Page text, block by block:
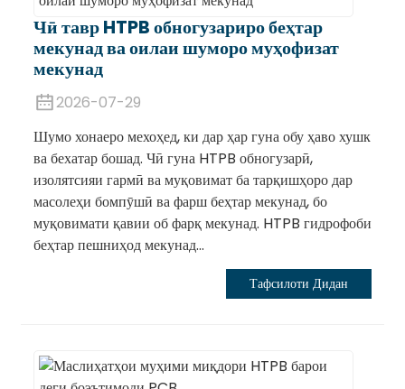
Чӣ тавр HTPB обногузариро беҳтар
мекунад ва оилаи шуморо муҳофизат
мекунад
2026-07-29
Шумо хонаеро мехоҳед, ки дар ҳар гуна обу ҳаво хушк
ва бехатар бошад. Чӣ гуна HTPB обногузарӣ,
изолятсияи гармӣ ва муқовимат ба тарқишҳоро дар
масолеҳи бомпӯшӣ ва фарш беҳтар мекунад, бо
муқовимати қавии об фарқ мекунад. HTPB гидрофоби
беҳтар пешниҳод мекунад...
Тафсилоти Дидан